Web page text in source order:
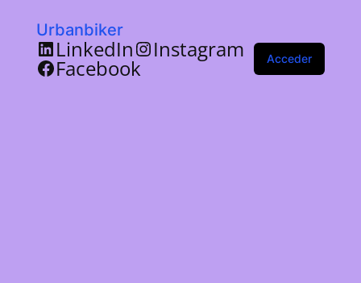
Urbanbiker
LinkedIn Instagram
Facebook Acceder